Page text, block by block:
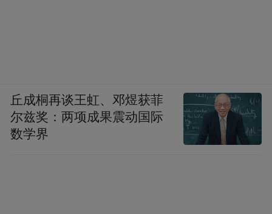
丘成桐再谈王虹、邓煜获菲
尔兹奖：两项成果震动国际
数学界